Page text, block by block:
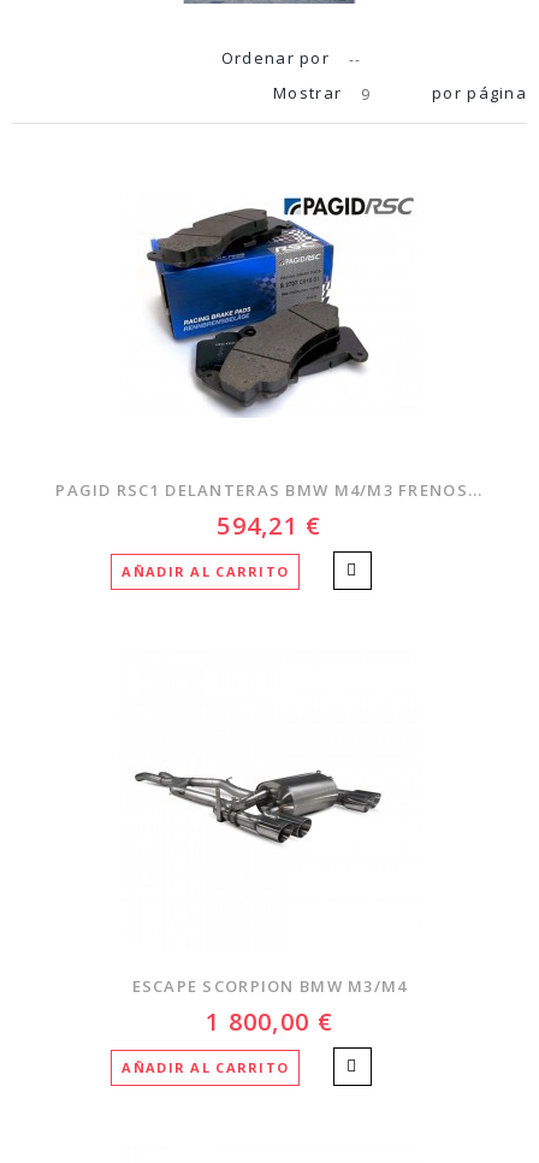
Ordenar por --
Mostrar 9 por página
PAGID RSC1 DELANTERAS BMW M4/M3 FRENOS...
594,21 €
AÑADIR AL CARRITO
ESCAPE SCORPION BMW M3/M4
1 800,00 €
AÑADIR AL CARRITO